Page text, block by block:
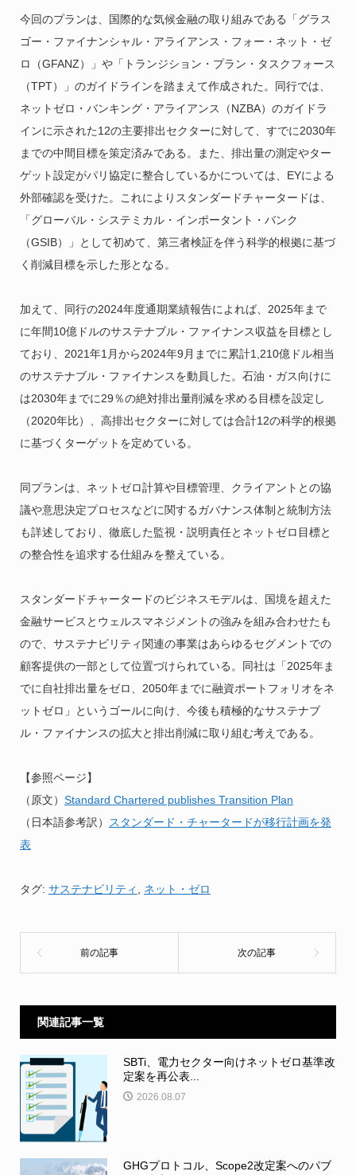
今回のプランは、国際的な気候金融の取り組みである「グラス
ゴー・ファイナンシャル・アライアンス・フォー・ネット・ゼ
ロ（GFANZ）」や「トランジション・プラン・タスクフォース
（TPT）」のガイドラインを踏まえて作成された。同行では、
ネットゼロ・バンキング・アライアンス（NZBA）のガイドラ
インに示された12の主要排出セクターに対して、すでに2030年
までの中間目標を策定済みである。また、排出量の測定やター
ゲット設定がパリ協定に整合しているかについては、EYによる
外部確認を受けた。これによりスタンダードチャータードは、
「グローバル・システミカル・インポータント・バンク
（GSIB）」として初めて、第三者検証を伴う科学的根拠に基づ
く削減目標を示した形となる。
加えて、同行の2024年度通期業績報告によれば、2025年まで
に年間10億ドルのサステナブル・ファイナンス収益を目標とし
ており、2021年1月から2024年9月までに累計1,210億ドル相当
のサステナブル・ファイナンスを動員した。石油・ガス向けに
は2030年までに29％の絶対排出量削減を求める目標を設定し
（2020年比）、高排出セクターに対しては合計12の科学的根拠
に基づくターゲットを定めている。
同プランは、ネットゼロ計算や目標管理、クライアントとの協
議や意思決定プロセスなどに関するガバナンス体制と統制方法
も詳述しており、徹底した監視・説明責任とネットゼロ目標と
の整合性を追求する仕組みを整えている。
スタンダードチャータードのビジネスモデルは、国境を超えた
金融サービスとウェルスマネジメントの強みを組み合わせたも
ので、サステナビリティ関連の事業はあらゆるセグメントでの
顧客提供の一部として位置づけられている。同社は「2025年ま
でに自社排出量をゼロ、2050年までに融資ポートフォリオをネ
ットゼロ」というゴールに向け、今後も積極的なサステナブ
ル・ファイナンスの拡大と排出削減に取り組む考えである。
【参照ページ】
（原文） Standard Chartered publishes Transition Plan
（日本語参考訳） スタンダード・チャータードが移行計画を発
表
タグ: サステナビリティ , ネット・ゼロ
関連記事一覧
SBTi、電力セクター向けネットゼロ基準改
定案を再公表...
2026.08.07
GHGプロトコル、Scope2改定案へのパブ